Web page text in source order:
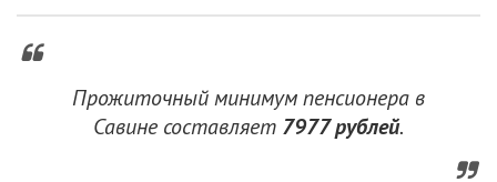
Прожиточный минимум пенсионера в
Савине составляет 7977 рублей.